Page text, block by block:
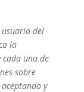
del
la
cada una de
sobre
y